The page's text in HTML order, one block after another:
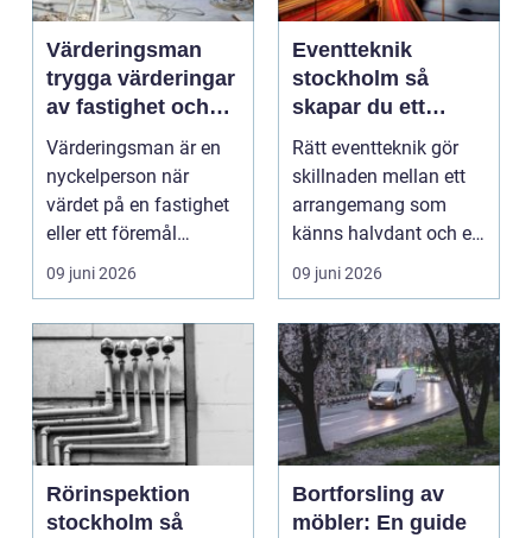
Värderingsman
trygga värderingar
av fastighet och
lösöre
Värderingsman är en
nyckelperson när
värdet på en fastighet
eller ett föremål
behöver fastställas
på...
09 juni 2026
Eventteknik
stockholm så
skapar du ett
proffsigt event
från start till mål
Rätt eventteknik gör
skillnaden mellan ett
arrangemang som
känns halvdant och ett
som verkligen fast...
09 juni 2026
Rörinspektion
stockholm så
Bortforsling av
möbler: En guide